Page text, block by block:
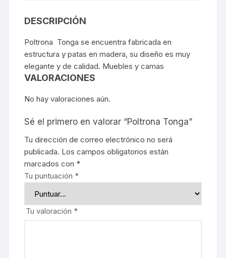
DESCRIPCIÓN
Poltrona Tonga se encuentra fabricada en
estructura y patas en madera, su diseño es muy
elegante y de calidad. Muebles y camas
VALORACIONES
No hay valoraciones aún.
Sé el primero en valorar “Poltrona Tonga”
Tu dirección de correo electrónico no será
publicada. Los campos obligatorios están
marcados con *
Tu puntuación *
Tu valoración *